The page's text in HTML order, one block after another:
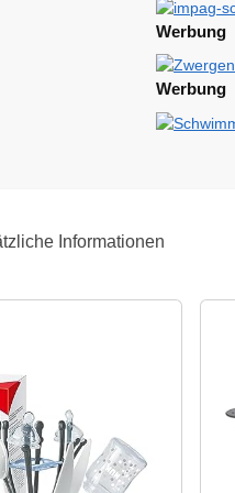
Werbung
Werbung
Informationen